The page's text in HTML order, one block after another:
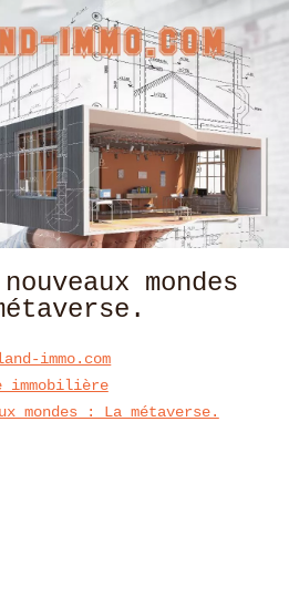
mondes
immo.com
immobilière
mondes : La métaverse.